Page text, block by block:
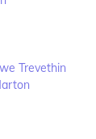
Trevethin